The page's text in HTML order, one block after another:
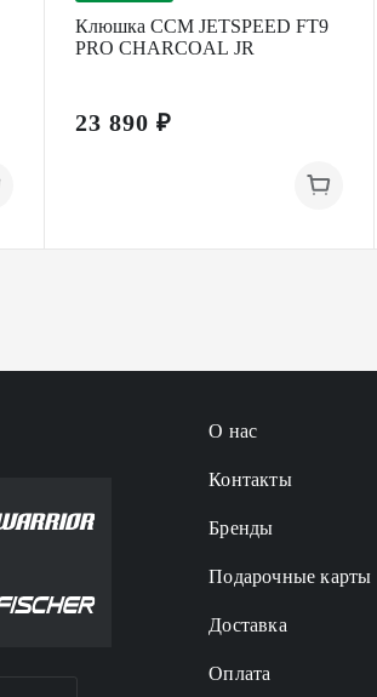
Клюшка CCM JETSPEED FT9
PRO CHARCOAL JR
23 890 ₽
О нас
Контакты
Бренды
Подарочные карты
Доставка
Оплата